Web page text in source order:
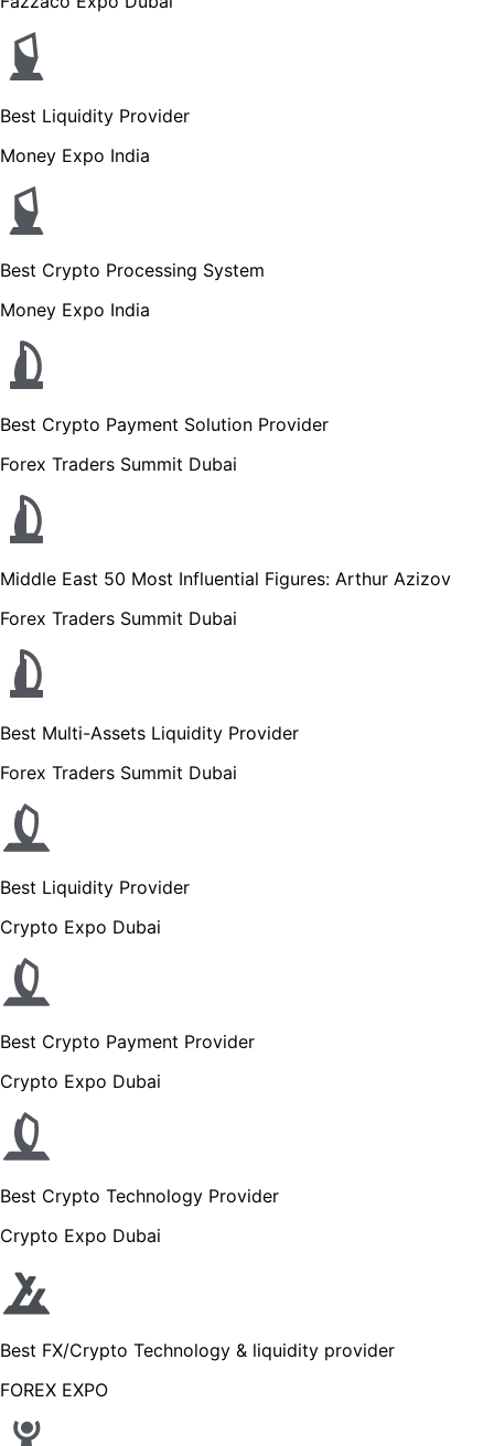
Best Liquidity Provider
Money Expo India
Best Crypto Processing System
Money Expo India
Best Crypto Payment Solution Provider
Forex Traders Summit Dubai
Middle East 50 Most Influential Figures: Arthur Azizov
Forex Traders Summit Dubai
Best Multi-Assets Liquidity Provider
Forex Traders Summit Dubai
Best Liquidity Provider
Crypto Expo Dubai
Best Crypto Payment Provider
Crypto Expo Dubai
Best Crypto Technology Provider
Crypto Expo Dubai
Best FX/Crypto Technology & liquidity provider
FOREX EXPO